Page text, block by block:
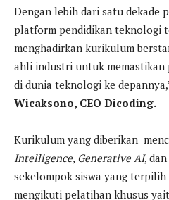
Dengan lebih dari satu dekade
platform pendidikan teknologi
menghadirkan kurikulum
ahli industri untuk
di dunia teknologi ke
Wicaksono, CEO Dicoding.
Kurikulum yang diberikan
Intelligence, Generative AI,
sekelompok siswa yang
mengikuti pelatihan khusus